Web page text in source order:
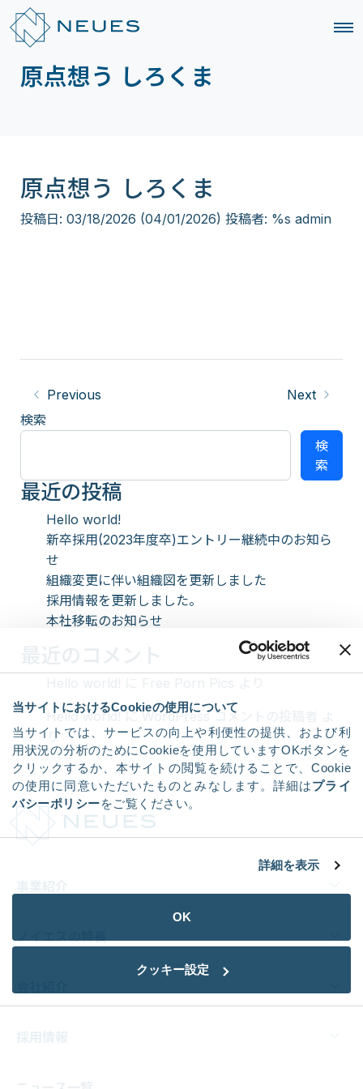
当サイトにおけるCookieの使用について
当サイトでは、サービスの向上や利便性の提供、および利
用状況の分析のためにCookieを使用していますOKボタンを
クリックするか、本サイトの閲覧を続けることで、Cookie
の使用に同意いただいたものとみなします。詳細はプライ
バシーポリシーをご覧ください。
詳細を表示
OK
クッキー設定
原点想う しろくま
原点想う しろくま
投稿日: 03/18/2026 (04/01/2026) 投稿者: %s admin
Previous
Next
検索
検
索
最近の投稿
Hello world!
新卒採用(2023年度卒)エントリー継続中のお知ら
せ
組織変更に伴い組織図を更新しました
採用情報を更新しました。
本社移転のお知らせ
Hello world! にWordPress コメントの投稿者
り
事業紹介
採用情報